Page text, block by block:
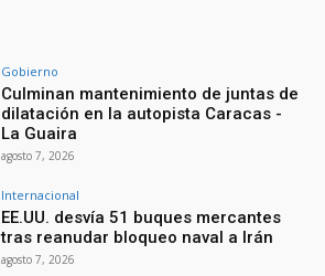
Gobierno
Culminan mantenimiento de juntas de
dilatación en la autopista Caracas -
La Guaira
agosto 7, 2026
Internacional
EE.UU. desvía 51 buques mercantes
tras reanudar bloqueo naval a Irán
agosto 7, 2026